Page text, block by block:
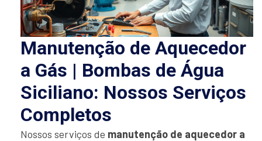
Manutenção de Aquecedor
a Gás | Bombas de Água
Siciliano: Nossos Serviços
Completos
Nossos serviços de manutenção de aquecedor a